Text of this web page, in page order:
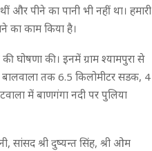
पीने का पानी भी नहीं था। हमारी
का काम किया है।
घोषणा की। इनमें ग्राम श्यामपुरा से
बालवाला तक 6.5 किलोमीटर सडक, 4
में बाणगंगा नदी पर पुलिया
सांसद श्री दुष्यन्त सिंह, श्री ओम